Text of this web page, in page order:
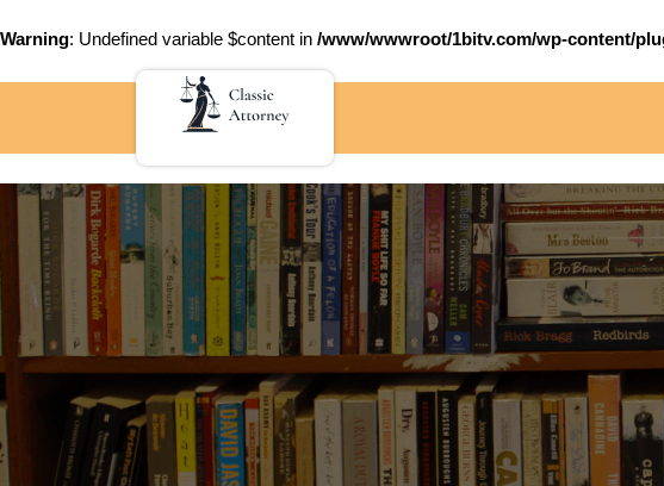
Warning: Undefined variable $content in /www/wwwroot/1bitv.com/wp-content/